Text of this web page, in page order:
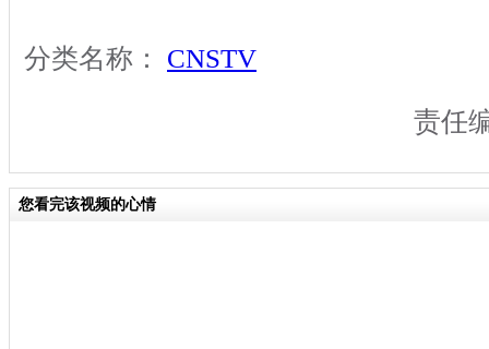
分类名称： CNSTV
责任
您看完该视频的心情